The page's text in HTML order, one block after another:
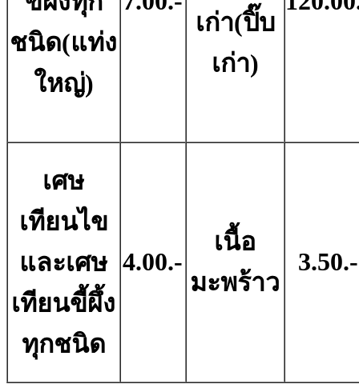
ชนิด(แท่ง
ใหญ่)
เก่า(ปิ๊บ
เก่า)
เศษ
เทียนไข
และเศษ
เทียนขี้ผึ้ง
ทุกชนิด
4.00.-
เนื้อ
มะพร้าว
3.50.-